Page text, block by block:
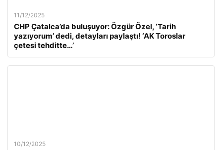
11/12/2025
CHP Çatalca’da buluşuyor: Özgür Özel, ‘Tarih
yazıyorum’ dedi, detayları paylaştı! ‘AK Toroslar
çetesi tehditte…’
10/12/2025